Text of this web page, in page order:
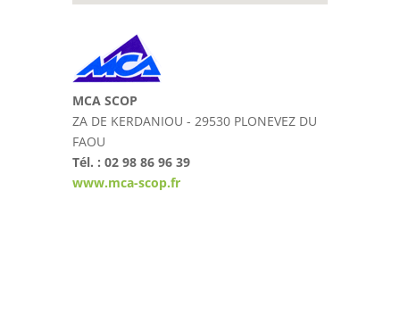
MCA SCOP
ZA DE KERDANIOU - 29530 PLONEVEZ DU
FAOU
Tél. : 02 98 86 96 39
www.mca-scop.fr